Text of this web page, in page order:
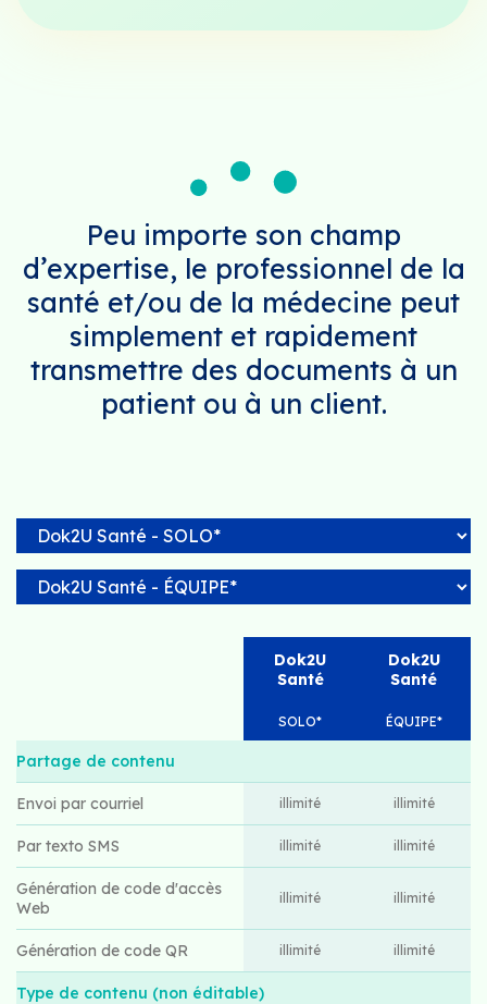
Peu importe son champ
d’expertise, le professionnel de la
santé et/ou de la médecine peut
simplement et rapidement
transmettre des documents à un
patient ou à un client.
Dok2U
Santé
SOLO*
Dok2U
Santé
ÉQUIPE*
Partage de contenu
Envoi par courriel illimité illimité
Par texto SMS illimité illimité
Génération de code d'accès
Web
illimité illimité
Génération de code QR illimité illimité
Type de contenu (non éditable)